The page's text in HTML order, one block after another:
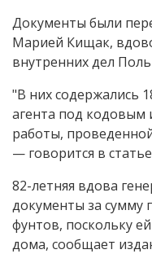
Документы были
Марией Кищак,
внутренних дел
"В них содержались
агента под кодовым
работы,
— говорится в
82-летняя вдова
документы за сумму
фунтов, поскольку
дома, сообщает